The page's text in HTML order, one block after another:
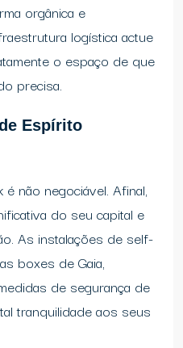
orgânica e
logística actue
o espaço de que
precisa.
Espírito
não negociável. Afinal,
do seu capital e
As instalações de self-
boxes de Gaia,
de segurança de
tranquilidade aos seus